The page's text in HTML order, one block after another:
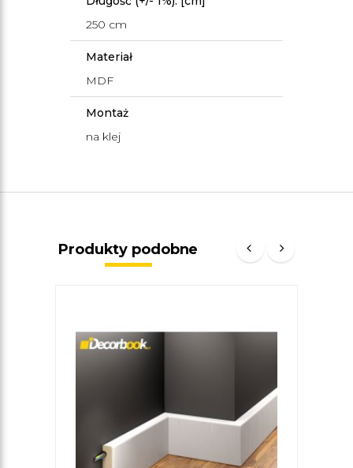
250 cm
Materiał
MDF
Montaż
na klej
Produkty podobne